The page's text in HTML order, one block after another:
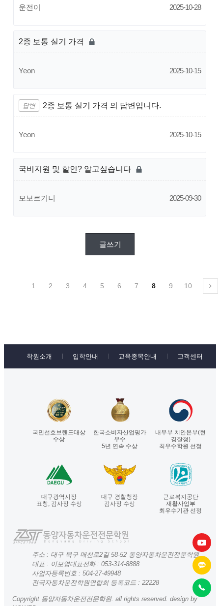
운전이 2025-10-28
2종 보통 실기 가격
Yeon 2025-10-15
답변 2종 보통 실기 가격 의 답변입니다.
Yeon 2025-10-15
국비지원 및 할인? 알고싶습니다
모보르기니 2025-09-30
글쓰기
1 2 3 4 5 6 7 8 9 10
학원소개 입학안내 교육종목안내 고객센터
국민선호브랜드대상
수상
한국소비자산업평가
우수
5년 연속 수상
내무부 치안본부(현
경찰청)
최우수학원 선정
대구광역시장
표창, 감사장 수상
대구 경찰청장
감사장 수상
근로복지공단
재활사업부
최우수기관 선정
주소 : 대구 북구 매천로2길 58-52 동양자동차운전전문학원
대표 : 이보영대표전화 :053-314-8888
사업자등록번호 : 504-27-49948
전국자동차운전학원연합회 등록코드 : 22228
Copyright 동양자동차운전전문학원. all rights reserved. design by